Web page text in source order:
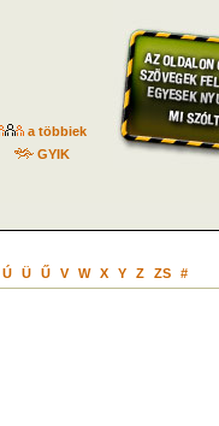
a többiek
GYIK
Ú Ü Ű V W X Y Z ZS #